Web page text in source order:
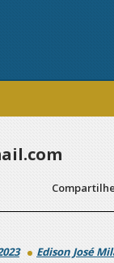
Edison José